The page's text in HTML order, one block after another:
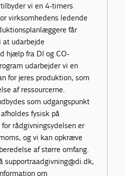
vi en 4-timers
virksomhedens ledende
får
udarbejde
hjælp fra DI og CO-
udarbejder vi en
for jeres produktion, som
af ressourcerne.
som udgangspunkt
fysisk på
rådgivningsydelsen er
og vi kan opkræve
af større omfang.
supportraadgivning@di.dk,
om